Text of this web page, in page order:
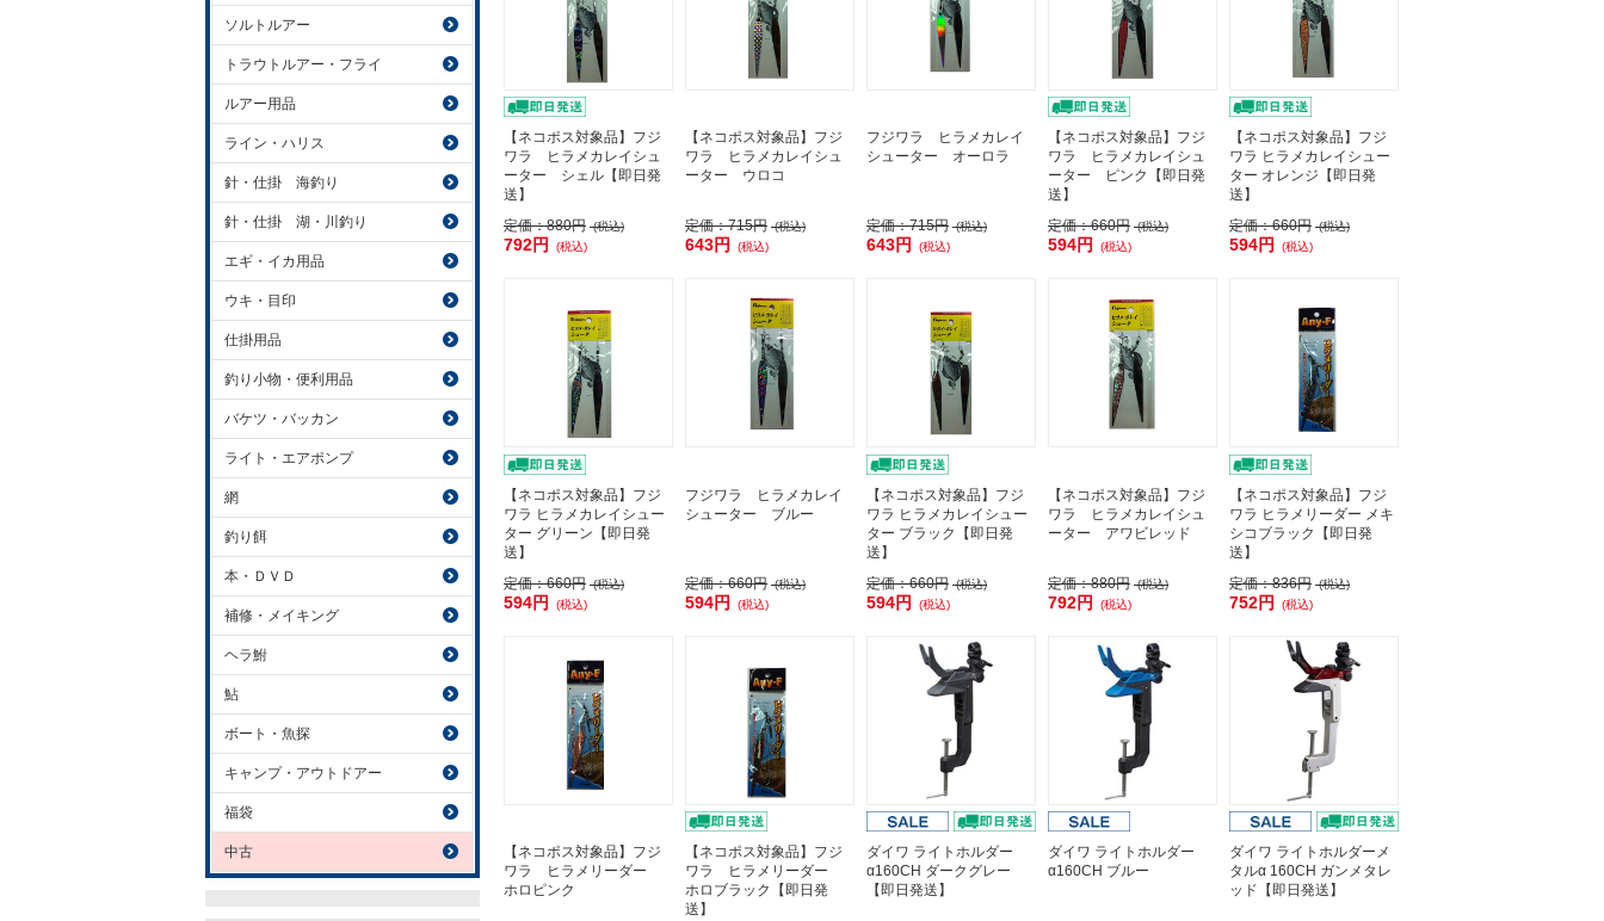
【ネコポス対象品】フジ
ワラ ヒラメカレイシュ
ーター シェル【即日発
送】
定価：880円 (税込)
792円 (税込)
【ネコポス対象品】フジ
ワラ ヒラメカレイシュ
ーター ウロコ
定価：715円 (税込)
643円 (税込)
フジワラ ヒラメカレイ
シューター オーロラ
定価：715円 (税込)
643円 (税込)
【ネコポス対象品】フジ
ワラ ヒラメカレイシュ
ーター ピンク【即日発
送】
定価：660円 (税込)
594円 (税込)
【ネコポス対象品】フジ
ワラ ヒラメカレイシュー
ター オレンジ【即日発
送】
定価：660円 (税込)
594円 (税込)
【ネコポス対象品】フジ
ワラ ヒラメカレイシュー
ター グリーン【即日発
送】
定価：660円 (税込)
594円 (税込)
フジワラ ヒラメカレイ
シューター ブルー
定価：660円 (税込)
594円 (税込)
【ネコポス対象品】フジ
ワラ ヒラメカレイシュー
ター ブラック【即日発
送】
定価：660円 (税込)
594円 (税込)
【ネコポス対象品】フジ
ワラ ヒラメカレイシュ
ーター アワビレッド
定価：880円 (税込)
792円 (税込)
【ネコポス対象品】フジ
ワラ ヒラメリーダー メキ
シコブラック【即日発
送】
定価：836円 (税込)
752円 (税込)
【ネコポス対象品】フジ
ワラ ヒラメリーダー
ホロピンク
【ネコポス対象品】フジ
ワラ ヒラメリーダー
ホロブラック【即日発
送】
ダイワ ライトホルダー
α160CH ダークグレー
【即日発送】
ダイワ ライトホルダー
α160CH ブルー
ダイワ ライトホルダーメ
タルα 160CH ガンメタレ
ッド【即日発送】
ソルトルアー
トラウトルアー・フライ
ルアー用品
ライン・ハリス
針・仕掛 海釣り
針・仕掛 湖・川釣り
エギ・イカ用品
ウキ・目印
仕掛用品
釣り小物・便利用品
バケツ・バッカン
ライト・エアポンプ
網
釣り餌
本・ＤＶＤ
補修・メイキング
ヘラ鮒
鮎
ボート・魚探
キャンプ・アウトドアー
福袋
中古